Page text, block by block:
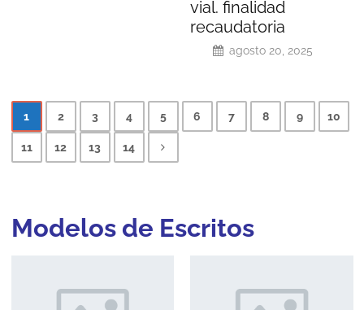
vial. finalidad
recaudatoria
agosto 20, 2025
1 2 3 4 5 6 7 8 9 10
11 12 13 14
Modelos de Escritos